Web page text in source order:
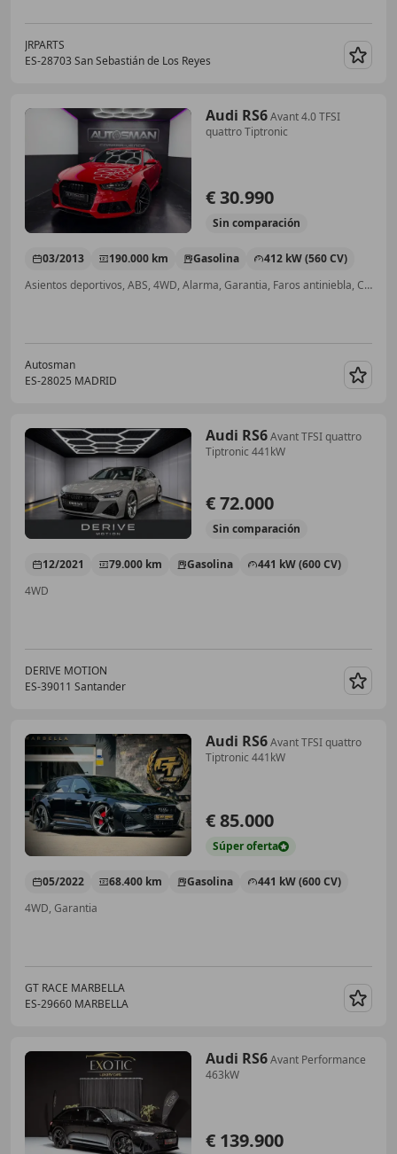
JRPARTS
ES-28703 San Sebastián de Los Reyes
Audi RS6Avant 4.0 TFSI
quattro Tiptronic
€ 30.990
Sin comparación
03/2013 190.000 km Gasolina
412 kW (560 CV)
Asientos deportivos, ABS, 4WD, Alarma, Garantia, Faros antiniebla, Climatizador automático, Bluetooth
Autosman
ES-28025 MADRID
Audi RS6Avant TFSI quattro
Tiptronic 441kW
€ 72.000
Sin comparación
12/2021 79.000 km Gasolina
441 kW (600 CV)
4WD
DERIVE MOTION
ES-39011 Santander
Audi RS6Avant TFSI quattro
Tiptronic 441kW
€ 85.000
Súperoferta
05/2022 68.400 km Gasolina
441 kW (600 CV)
4WD, Garantia
GT RACE MARBELLA
ES-29660 MARBELLA
Audi RS6Avant Performance
463kW
€ 139.900